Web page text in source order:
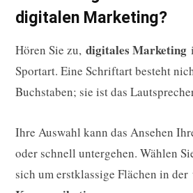
digitalen Marketing?
Hören Sie zu, digitales Marketing
Sportart. Eine Schriftart besteht
Buchstaben; sie ist das
Ihre Auswahl kann das Ansehen
oder schnell untergehen. Wählen
sich um erstklassige Flächen in der